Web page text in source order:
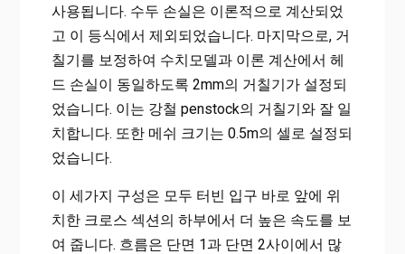
사용됩니다. 수두 손실은 이론적으로 계산되었
고 이 등식에서 제외되었습니다. 마지막으로, 거
칠기를 보정하여 수치모델과 이론 계산에서 헤
드 손실이 동일하도록 2mm의 거칠기가 설정되
었습니다. 이는 강철 penstock의 거칠기와 잘 일
치합니다. 또한 메쉬 크기는 0.5m의 셀로 설정되
었습니다.
이 세가지 구성은 모두 터빈 입구 바로 앞에 위
치한 크로스 섹션의 하부에서 더 높은 속도를 보
여 줍니다. 흐름은 단면 1과 단면 2사이에서 많